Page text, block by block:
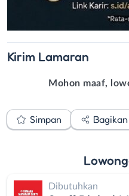
Kirim Lamaran
Mohon maaf,
Simpan Bagikan
Dibutuhkan